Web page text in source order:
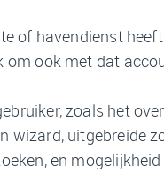
of havendienst
ook met dat
zoals het
wizard, uitgebreide
en